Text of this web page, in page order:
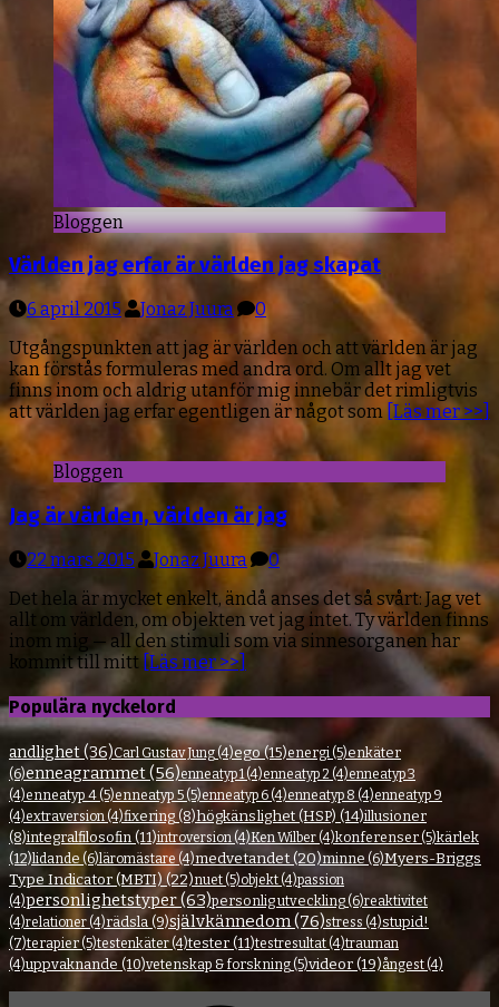
Bloggen
Världen jag erfar är världen jag skapat
6 april 2015 Jonaz Juura
0
Utgångspunkten att jag är världen och att världen är jag
kan förstås formuleras med andra ord. Om allt jag vet
finns inom och aldrig utanför mig innebär det rimligtvis
att världen jag erfar egentligen är något som[Läs mer >>]
Bloggen
Jag är världen, världen är jag
22 mars 2015 Jonaz Juura
0
Det hela är mycket enkelt, ändå anses det så svårt: Jag vet
allt om världen, om objekten vet jag intet. Ty världen finns
inom mig — all den stimuli som via sinnesorganen har
kommit till mitt [Läs mer >>]
Populära nyckelord
andlighet(36)Carl Gustav Jung(4)ego(15)energi (5)enkäter
(6)enneagrammet(56)enneatyp 1(4)enneatyp 2 (4)enneatyp 3
(4)enneatyp 4 (5)enneatyp 5 (5)enneatyp 6 (4)enneatyp 8 (4)enneatyp 9
(4)extraversion (4)fixering (8)högkänslighet (HSP) (14)illusioner
(8)integralfilosofin (11)introversion (4)Ken Wilber (4)konferenser (5)kärlek
(12)lidande (6)läromästare (4)medvetandet(20)minne (6)Myers-Briggs
Type Indicator (MBTI)(22)nuet (5)objekt (4)passion
(4)personlighetstyper(63)personlig utveckling (6)reaktivitet
(4)relationer (4)rädsla (9)självkännedom(76)stress (4)stupid!
(7)terapier (5)testenkäter (4)tester (11)testresultat (4)trauman
(4)uppvaknande (10)vetenskap & forskning (5)videor(19)ångest (4)